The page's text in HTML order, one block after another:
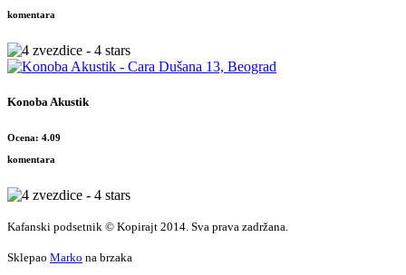
komentara
Konoba Akustik
Ocena: 4.09
komentara
Kafanski podsetnik © Kopirajt 2014. Sva prava zadržana.
Sklepao Marko na brzaka